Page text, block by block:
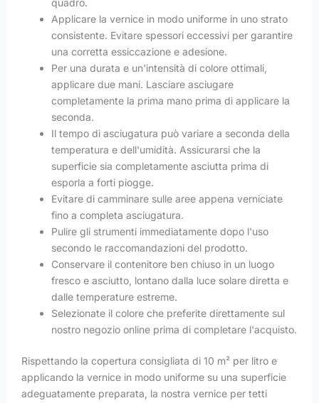
quadro.
Applicare la vernice in modo uniforme in uno strato
consistente. Evitare spessori eccessivi per garantire
una corretta essiccazione e adesione.
Per una durata e un'intensità di colore ottimali,
applicare due mani. Lasciare asciugare
completamente la prima mano prima di applicare la
seconda.
Il tempo di asciugatura può variare a seconda della
temperatura e dell'umidità. Assicurarsi che la
superficie sia completamente asciutta prima di
esporla a forti piogge.
Evitare di camminare sulle aree appena verniciate
fino a completa asciugatura.
Pulire gli strumenti immediatamente dopo l'uso
secondo le raccomandazioni del prodotto.
Conservare il contenitore ben chiuso in un luogo
fresco e asciutto, lontano dalla luce solare diretta e
dalle temperature estreme.
Selezionate il colore che preferite direttamente sul
nostro negozio online prima di completare l'acquisto.
Rispettando la copertura consigliata di 10 m² per litro e
applicando la vernice in modo uniforme su una superficie
adeguatamente preparata, la nostra vernice per tetti